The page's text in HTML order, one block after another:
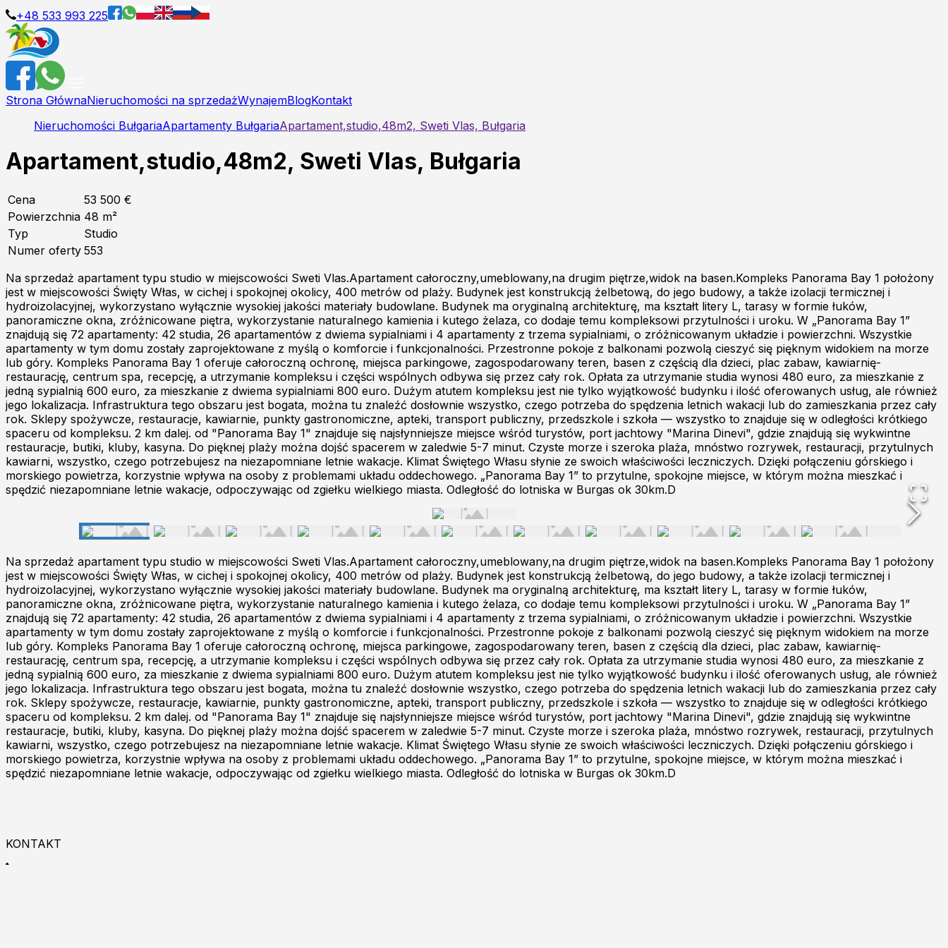
+48 533 993 225
Strona GłównaNieruchomości na sprzedażWynajemBlogKontakt
Nieruchomości BułgariaApartamenty BułgariaApartament,studio,48m2, Sweti Vlas, Bułgaria
Apartament,studio,48m2, Sweti Vlas, Bułgaria
Cena
53 500 €
Powierzchnia 48 m²
Typ
Studio
Numer oferty 553
Na sprzedaż apartament typu studio w miejscowości Sweti Vlas.Apartament całoroczny,umeblowany,na drugim piętrze,widok na basen.Kompleks Panorama Bay 1 położony
jest w miejscowości Święty Włas, w cichej i spokojnej okolicy, 400 metrów od plaży. Budynek jest konstrukcją żelbetową, do jego budowy, a także izolacji termicznej i
hydroizolacyjnej, wykorzystano wyłącznie wysokiej jakości materiały budowlane. Budynek ma oryginalną architekturę, ma kształt litery L, tarasy w formie łuków,
panoramiczne okna, zróżnicowane piętra, wykorzystanie naturalnego kamienia i kutego żelaza, co dodaje temu kompleksowi przytulności i uroku. W „Panorama Bay 1”
znajdują się 72 apartamenty: 42 studia, 26 apartamentów z dwiema sypialniami i 4 apartamenty z trzema sypialniami, o zróżnicowanym układzie i powierzchni. Wszystkie
apartamenty w tym domu zostały zaprojektowane z myślą o komforcie i funkcjonalności. Przestronne pokoje z balkonami pozwolą cieszyć się pięknym widokiem na morze
lub góry. Kompleks Panorama Bay 1 oferuje całoroczną ochronę, miejsca parkingowe, zagospodarowany teren, basen z częścią dla dzieci, plac zabaw, kawiarnię-
restaurację, centrum spa, recepcję, a utrzymanie kompleksu i części wspólnych odbywa się przez cały rok. Opłata za utrzymanie studia wynosi 480 euro, za mieszkanie z
jedną sypialnią 600 euro, za mieszkanie z dwiema sypialniami 800 euro. Dużym atutem kompleksu jest nie tylko wyjątkowość budynku i ilość oferowanych usług, ale również
jego lokalizacja. Infrastruktura tego obszaru jest bogata, można tu znaleźć dosłownie wszystko, czego potrzeba do spędzenia letnich wakacji lub do zamieszkania przez cały
rok. Sklepy spożywcze, restauracje, kawiarnie, punkty gastronomiczne, apteki, transport publiczny, przedszkole i szkoła — wszystko to znajduje się w odległości krótkiego
spaceru od kompleksu. 2 km dalej. od "Panorama Bay 1" znajduje się najsłynniejsze miejsce wśród turystów, port jachtowy "Marina Dinevi", gdzie znajdują się wykwintne
restauracje, butiki, kluby, kasyna. Do pięknej plaży można dojść spacerem w zaledwie 5-7 minut. Czyste morze i szeroka plaża, mnóstwo rozrywek, restauracji, przytulnych
kawiarni, wszystko, czego potrzebujesz na niezapomniane letnie wakacje. Klimat Świętego Własu słynie ze swoich właściwości leczniczych. Dzięki połączeniu górskiego i
morskiego powietrza, korzystnie wpływa na osoby z problemami układu oddechowego. „Panorama Bay 1” to przytulne, spokojne miejsce, w którym można mieszkać i
spędzić niezapomniane letnie wakacje, odpoczywając od zgiełku wielkiego miasta. Odległość do lotniska w Burgas ok 30km.D
Na sprzedaż apartament typu studio w miejscowości Sweti Vlas.Apartament całoroczny,umeblowany,na drugim piętrze,widok na basen.Kompleks Panorama Bay 1 położony
jest w miejscowości Święty Włas, w cichej i spokojnej okolicy, 400 metrów od plaży. Budynek jest konstrukcją żelbetową, do jego budowy, a także izolacji termicznej i
hydroizolacyjnej, wykorzystano wyłącznie wysokiej jakości materiały budowlane. Budynek ma oryginalną architekturę, ma kształt litery L, tarasy w formie łuków,
panoramiczne okna, zróżnicowane piętra, wykorzystanie naturalnego kamienia i kutego żelaza, co dodaje temu kompleksowi przytulności i uroku. W „Panorama Bay 1”
znajdują się 72 apartamenty: 42 studia, 26 apartamentów z dwiema sypialniami i 4 apartamenty z trzema sypialniami, o zróżnicowanym układzie i powierzchni. Wszystkie
apartamenty w tym domu zostały zaprojektowane z myślą o komforcie i funkcjonalności. Przestronne pokoje z balkonami pozwolą cieszyć się pięknym widokiem na morze
lub góry. Kompleks Panorama Bay 1 oferuje całoroczną ochronę, miejsca parkingowe, zagospodarowany teren, basen z częścią dla dzieci, plac zabaw, kawiarnię-
restaurację, centrum spa, recepcję, a utrzymanie kompleksu i części wspólnych odbywa się przez cały rok. Opłata za utrzymanie studia wynosi 480 euro, za mieszkanie z
jedną sypialnią 600 euro, za mieszkanie z dwiema sypialniami 800 euro. Dużym atutem kompleksu jest nie tylko wyjątkowość budynku i ilość oferowanych usług, ale również
jego lokalizacja. Infrastruktura tego obszaru jest bogata, można tu znaleźć dosłownie wszystko, czego potrzeba do spędzenia letnich wakacji lub do zamieszkania przez cały
rok. Sklepy spożywcze, restauracje, kawiarnie, punkty gastronomiczne, apteki, transport publiczny, przedszkole i szkoła — wszystko to znajduje się w odległości krótkiego
spaceru od kompleksu. 2 km dalej. od "Panorama Bay 1" znajduje się najsłynniejsze miejsce wśród turystów, port jachtowy "Marina Dinevi", gdzie znajdują się wykwintne
restauracje, butiki, kluby, kasyna. Do pięknej plaży można dojść spacerem w zaledwie 5-7 minut. Czyste morze i szeroka plaża, mnóstwo rozrywek, restauracji, przytulnych
kawiarni, wszystko, czego potrzebujesz na niezapomniane letnie wakacje. Klimat Świętego Własu słynie ze swoich właściwości leczniczych. Dzięki połączeniu górskiego i
morskiego powietrza, korzystnie wpływa na osoby z problemami układu oddechowego. „Panorama Bay 1” to przytulne, spokojne miejsce, w którym można mieszkać i
spędzić niezapomniane letnie wakacje, odpoczywając od zgiełku wielkiego miasta. Odległość do lotniska w Burgas ok 30km.D
KONTAKT